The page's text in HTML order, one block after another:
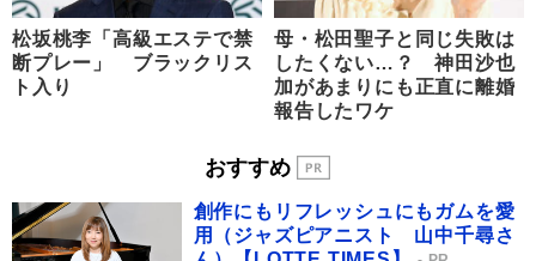
松坂桃李「高級エステで禁
断プレー」 ブラックリス
ト入り
母・松田聖子と同じ失敗は
したくない…？ 神田沙也
加があまりにも正直に離婚
報告したワケ
おすすめ
創作にもリフレッシュにもガムを愛
用（ジャズピアニスト 山中千尋さ